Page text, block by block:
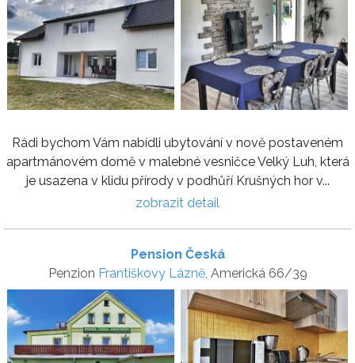
Rádi bychom Vám nabídli ubytování v nově postaveném
apartmánovém domě v malebné vesničce Velký Luh, která
je usazena v klidu přírody v podhůří Krušných hor v...
zobrazit detail
Pension Česká
Penzion Františkovy Lázně, Americká 66/39